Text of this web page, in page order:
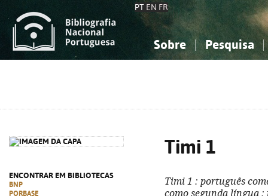
PT EN FR
Sobre Pesquisa
ENCONTRAR EM BIBLIOTECAS
BNP
PORBASE
Timi 1
Timi 1 : português
como segunda língua :